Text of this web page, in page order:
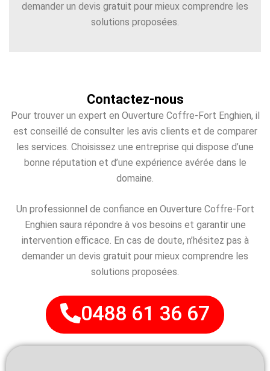
demander un devis gratuit pour mieux comprendre les
solutions proposées.
Contactez-nous
Pour trouver un expert en Ouverture Coffre-Fort Enghien, il
est conseillé de consulter les avis clients et de comparer
les services. Choisissez une entreprise qui dispose d’une
bonne réputation et d’une expérience avérée dans le
domaine.
Un professionnel de confiance en Ouverture Coffre-Fort
Enghien saura répondre à vos besoins et garantir une
intervention efficace. En cas de doute, n’hésitez pas à
demander un devis gratuit pour mieux comprendre les
solutions proposées.
0488 61 36 67